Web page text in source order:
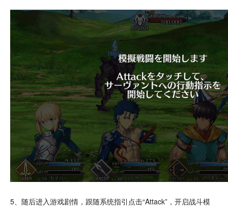
5、随后进入游戏剧情，跟随系统指引点击“Attack”，开启战斗模